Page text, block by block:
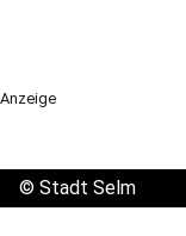
Anzeige
© Stadt Selm